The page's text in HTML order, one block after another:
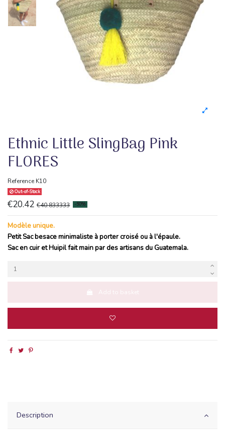
Ethnic Little SlingBag Pink
FLORES
Reference K10
Out-of-Stock
€20.42 €40.833333 -50%
Modèle unique.
Petit Sac besace minimaliste à porter croisé ou à l'épaule.
Sac en cuir et Huipil fait main par des artisans du Guatemala.
Add to basket
Description